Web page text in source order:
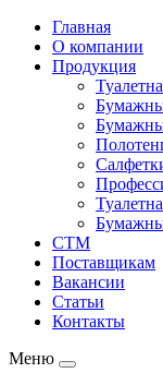
Главная
О компании
Продукция
СТМ
Поставщикам
Вакансии
Статьи
Контакты
Меню